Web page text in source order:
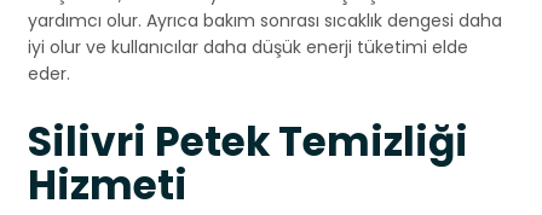
yardımcı olur. Ayrıca bakım sonrası sıcaklık dengesi daha
iyi olur ve kullanıcılar daha düşük enerji tüketimi elde
eder.
Silivri Petek Temizliği
Hizmeti